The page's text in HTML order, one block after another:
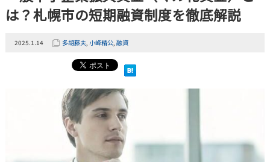
は？札幌市の短期融資制度を徹底解説
2025.1.14 多胡藤夫, 小峰精公, 融資